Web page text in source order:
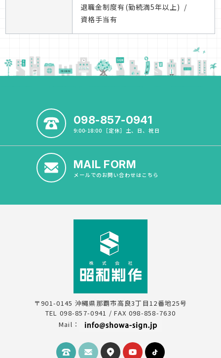
退職金制度有(勤続満5年以上)
資格手当有
098-857-0941
9:00-18:00 ［定休］土、日、祝日
MAIL FORM
メールでのお問い合わせはこちら
〒901-0145 沖縄県那覇市高良3丁目12番地25号
TEL 098-857-0941 / FAX 098-858-7630
Mail：